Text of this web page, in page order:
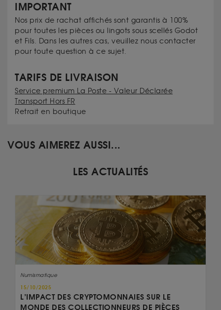
IMPORTANT
Nos prix de rachat affichés sont garantis à 100%
pour toutes les pièces ou lingots sous scellés Godot
et Fils. Dans les autres cas, veuillez nous contacter
pour toute question à ce sujet.
TARIFS DE LIVRAISON
Service premium La Poste - Valeur Déclarée
Transport Hors FR
Retrait en boutique
VOUS AIMEREZ AUSSI...
LES ACTUALITÉS
Numismatique
15/10/2025
L’IMPACT DES CRYPTOMONNAIES SUR LE
MONDE DES COLLECTIONNEURS DE PIÈCES